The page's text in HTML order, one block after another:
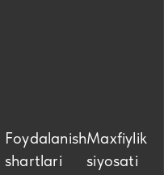
Foydalanish
shartlari
Maxfiylik
siyosati